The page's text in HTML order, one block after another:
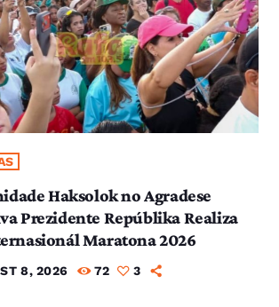
Haksolok no Agradese
Prezidente Repúblika Realiza
Maratona 2026
8, 2026 72 3